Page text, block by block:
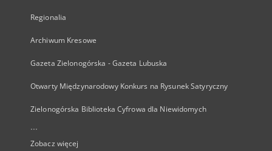
Regionalia
Archiwum Kresowe
Gazeta Zielonogórska - Gazeta Lubuska
Otwarty Międzynarodowy Konkurs na Rysunek Satyryczny
Zielonogórska Biblioteka Cyfrowa dla Niewidomych
...
Zobacz więcej